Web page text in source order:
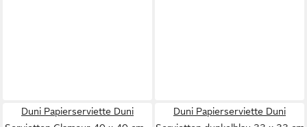
Duni Papierserviette Duni
Duni Papierserviette Duni